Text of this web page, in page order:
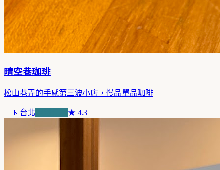
晴空巷珈琲
松山巷弄的手感第三波小店，慢品單品咖啡
🇹🇼台北 ★ 4.3